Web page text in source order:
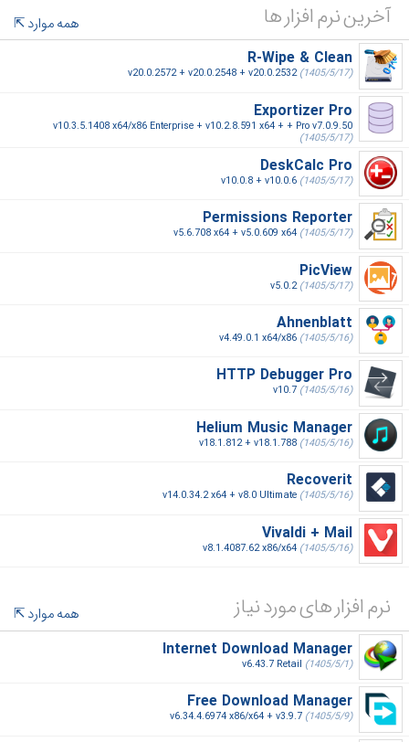
آخرین نرم افزار ها
همه موارد
R-Wipe & Clean
v20.0.2572 + v20.0.2548 + v20.0.2532(1405/5/17)
Exportizer Pro
v10.3.5.1408 x64/x86 Enterprise + v10.2.8.591 x64 + + Pro v7.0.9.50
(1405/5/17)
DeskCalc Pro
v10.0.8 + v10.0.6 (1405/5/17)
Permissions Reporter
v5.6.708 x64 + v5.0.609 x64 (1405/5/17)
PicView
v5.0.2(1405/5/17)
Ahnenblatt
v4.49.0.1 x64/x86 (1405/5/16)
HTTP Debugger Pro
v10.7 (1405/5/16)
Helium Music Manager
v18.1.812 + v18.1.788 (1405/5/16)
Recoverit
v14.0.34.2 x64 + v8.0 Ultimate (1405/5/16)
Vivaldi + Mail
v8.1.4087.62 x86/x64 (1405/5/16)
نرم افزار های مورد نیاز
همه موارد
Internet Download Manager
v6.43.7 Retail (1405/5/1)
Free Download Manager
v6.34.4.6974 x86/x64 + v3.9.7 (1405/5/9)